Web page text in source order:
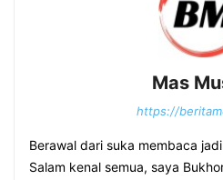
Mas
https://
Berawal dari suka membaca
Salam kenal semua, saya